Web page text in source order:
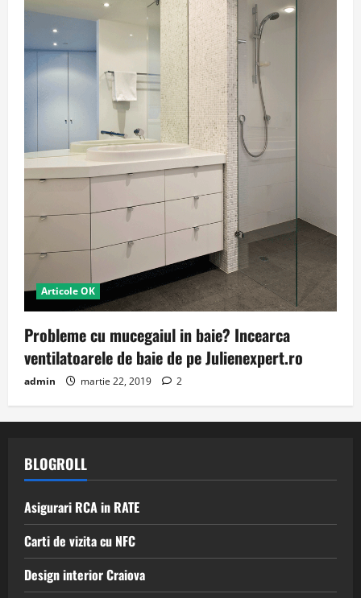
Articole OK
Probleme cu mucegaiul in baie? Incearca
ventilatoarele de baie de pe Julienexpert.ro
admin martie 22, 2019 2
BLOGROLL
Asigurari RCA in RATE
Carti de vizita cu NFC
Design interior Craiova